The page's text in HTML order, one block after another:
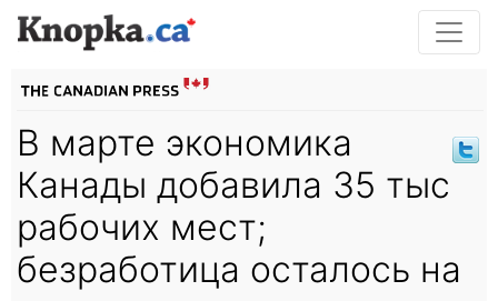
В марте экономика
Канады добавила 35 тыс
рабочих мест;
безработица осталось на